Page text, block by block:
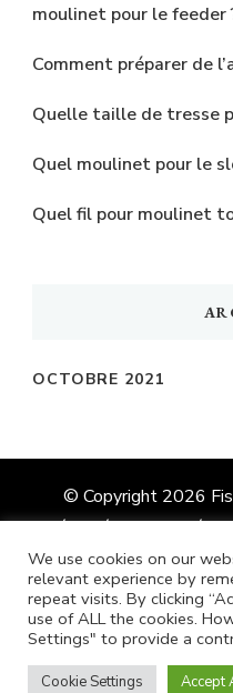
moulinet pour le feeder
Comment préparer de
Quelle taille de tresse
Quel moulinet pour le
Quel fil pour moulinet
OCTOBRE 2021
© Copyright 2026
réservés.Vilva |
Propulsé
We use cookies on our
relevant experience by
repeat visits. By clicking
use of ALL the cookies.
Settings" to provide a
Cookie Settings Accept
Anglais
Italien